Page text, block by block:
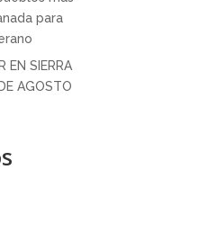
para
EN SIERRA
AGOSTO